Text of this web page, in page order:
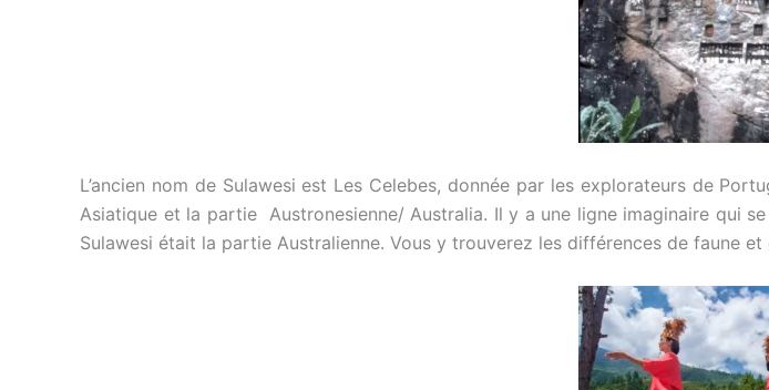
L’ancien nom de Sulawesi est Les Celebes, donnée par les explorateurs de
Asiatique et la partie Austronesienne/ Australia. Il y a une ligne imaginaire qui
Sulawesi était la partie Australienne. Vous y trouverez les différences de faune et